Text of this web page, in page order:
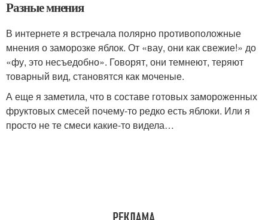
Разные мнения
В интернете я встречала полярно противоположные
мнения о заморозке яблок. От «вау, они как свежие!» до
«фу, это несъедобно». Говорят, они темнеют, теряют
товарный вид, становятся как моченые.
А еще я заметила, что в составе готовых замороженных
фруктовых смесей почему-то редко есть яблоки. Или я
просто не те смеси какие-то видела…